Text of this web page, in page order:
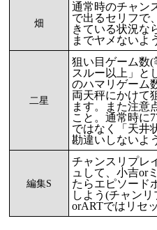
畑
通常時のチャン
で出るセリフで
きている状況な
までヤメないよ
二星
狙い目ゲーム数
スルー以上」と
のハマリゲーム
両天秤にかけて
ます。また注意
こと。通常時に
ではなく「天井
勘違いしないよ
編集S
チャンスリプレ
ュして、小吉or
たらエピソード
しよう(チャン
orARTではリセ